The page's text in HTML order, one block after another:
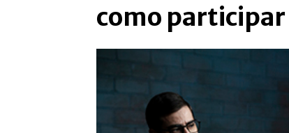
como participar